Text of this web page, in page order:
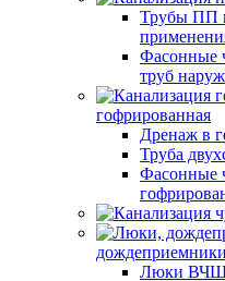
Трубы ПП
Фасонные
труб
гофрированная
Дренаж в
Труба
Фасонные
дождеприемники
Люки